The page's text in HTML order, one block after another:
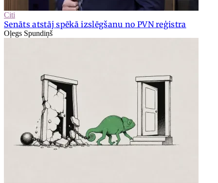
Citi
Senāts atstāj spēkā izslēgšanu no PVN reģistra
Oļegs Spundiņš